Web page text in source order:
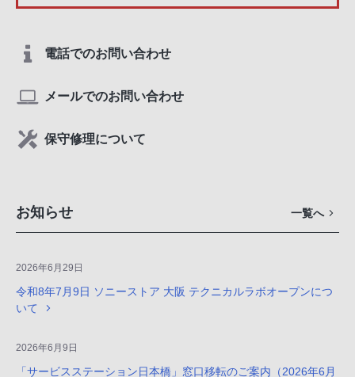
電話でのお問い合わせ
メールでのお問い合わせ
保守修理について
お知らせ 一覧へ
2026年6月29日
令和8年7月9日 ソニーストア 大阪 テクニカルラボオープンにつ
いて
2026年6月9日
「サービスステーション日本橋」窓口移転のご案内（2026年6月